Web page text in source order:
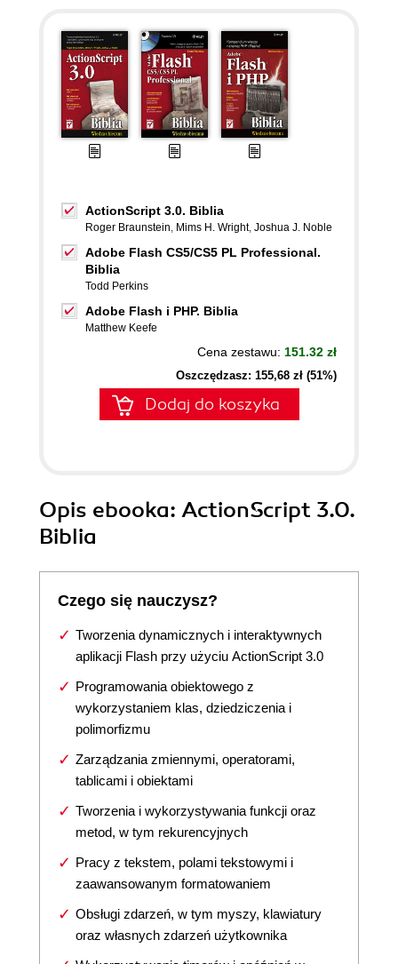
ActionScript 3.0. Biblia
Roger Braunstein, Mims H. Wright, Joshua J. Noble
Adobe Flash CS5/CS5 PL Professional.
Biblia
Todd Perkins
Adobe Flash i PHP. Biblia
Matthew Keefe
Cena zestawu: 151.32 zł
Oszczędzasz: 155,68 zł (51%)
Dodaj do koszyka
Opis ebooka: ActionScript 3.0.
Biblia
Czego się nauczysz?
Tworzenia dynamicznych i interaktywnych
aplikacji Flash przy użyciu ActionScript 3.0
Programowania obiektowego z
wykorzystaniem klas, dziedziczenia i
polimorfizmu
Zarządzania zmiennymi, operatorami,
tablicami i obiektami
Tworzenia i wykorzystywania funkcji oraz
metod, w tym rekurencyjnych
Pracy z tekstem, polami tekstowymi i
zaawansowanym formatowaniem
Obsługi zdarzeń, w tym myszy, klawiatury
oraz własnych zdarzeń użytkownika